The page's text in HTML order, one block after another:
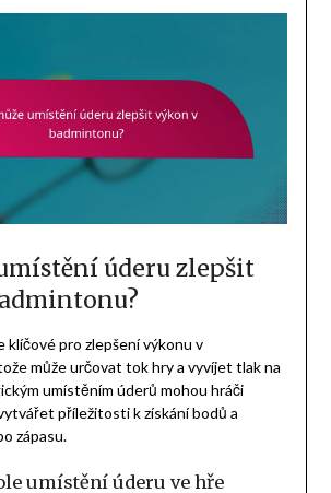
úderu zlepšit
klíčové pro zlepšení výkonu v
může určovat tok hry a vyvíjet tlak na
umístěním úderů mohou hráči
příležitosti k získání bodů a
zápasu.
umístění úderu ve hře